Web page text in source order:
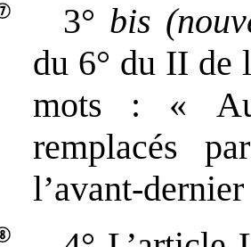
3° bis
du 6° du II de
mots : «
remplacés